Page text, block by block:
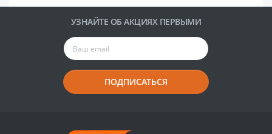
УЗНАЙТЕ ОБ АКЦИЯХ ПЕРВЫМИ
ПОДПИСАТЬСЯ